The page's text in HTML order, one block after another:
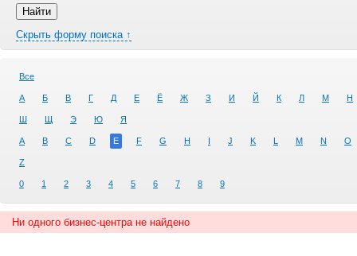
Скрыть форму поиска ↑
Все
А Б В Г Д Е Ё Ж З И Й К Л М Н
Ш Щ Э Ю Я
A B C D E F G H I J K L M N O
Z
0 1 2 3 4 5 6 7 8 9
Ни одного бизнес-центра не найдено